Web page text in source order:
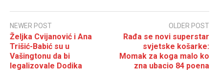
NEWER POST
Željka Cvijanović i Ana
Trišić-Babić su u
Vašingtonu da bi
legalizovale Dodika
OLDER POST
Rađa se novi superstar
svjetske košarke:
Momak za koga malo ko
zna ubacio 84 poena